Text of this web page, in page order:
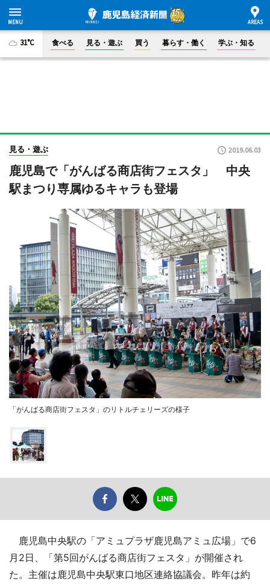
31°C 食べる 見る・遊ぶ 買う 暮らす・働く 学ぶ・知る
見る・遊ぶ 2019.06.03
鹿児島で「がんばる商店街フェスタ」 中央
駅まつり専属ゆるキャラも登場
「がんばる商店街フェスタ」のリトルチェリーズの様子
鹿児島中央駅の「アミュプラザ鹿児島アミュ広場」で6
月2日、「第5回がんばる商店街フェスタ」が開催され
た。主催は鹿児島中央駅東口地区連絡協議会。昨年は約